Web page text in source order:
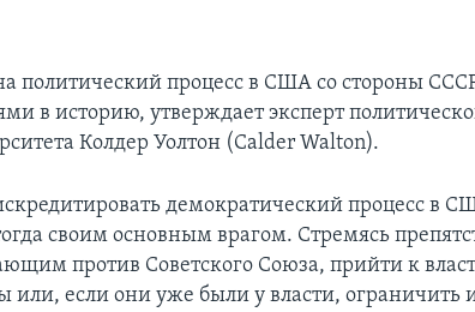
политический процесс в США со стороны
в историю, утверждает эксперт
Колдер Уолтон (Calder Walton).
демократический процесс в
своим основным врагом. Стремясь
против Советского Союза, прийти к
или, если они уже были у власти, ограничить